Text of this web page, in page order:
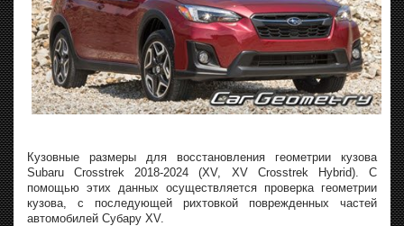
Кузовные размеры для восстановления геометрии кузова
Subaru Crosstrek 2018-2024 (XV, XV Crosstrek Hybrid). С
помощью этих данных осуществляется проверка геометрии
кузова, с последующей рихтовкой поврежденных частей
автомобилей Субару XV.